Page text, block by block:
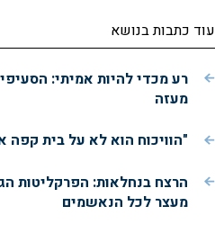
עוד כתבות בנושא
רע מכדי להיות אמיתי:
מעזה
"הוויכוח הוא לא על בית קפה
הרצח בנחלאות: הפרקליטות
מעצר לכל הנאשמים